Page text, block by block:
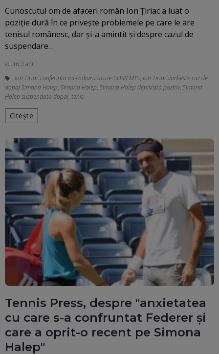
Cunoscutul om de afaceri român Ion Țiriac a luat o
poziție dură în ce privește problemele pe care le are
tenisul românesc, dar și-a amintit și despre cazul de
suspendare…
acum 3 ani
Ion Tiriac conferinta incendiara acuze COSR MTS, Ion Tiriac vorbeste caz de
dopaj Simona Halep, Simona Halep, Simona Halep depistată pozitiv, Simona
Halep suspendată dopaj, tenis
Citește
Tennis Press, despre "anxietatea
cu care s-a confruntat Federer și
care a oprit-o recent pe Simona
Halep"